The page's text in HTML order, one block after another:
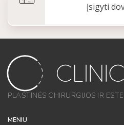
Įsigyti
PLASTINĖS CHIRURGIJOS IR
MENIU